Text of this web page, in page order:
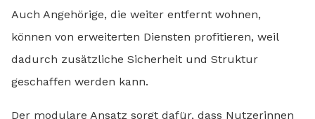
Auch Angehörige, die weiter entfernt wohnen,
können von erweiterten Diensten profitieren, weil
dadurch zusätzliche Sicherheit und Struktur
geschaffen werden kann.
Der modulare Ansatz sorgt dafür, dass Nutzerinnen